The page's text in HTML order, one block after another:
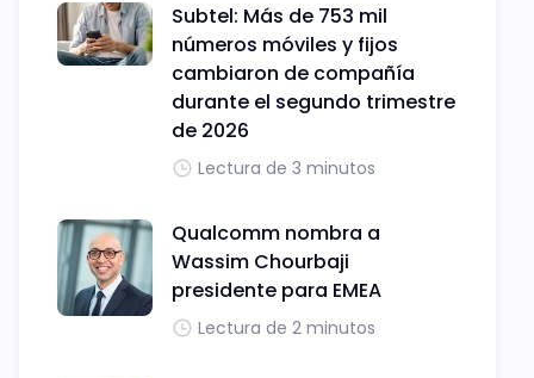
Subtel: Más de 753 mil
números móviles y fijos
cambiaron de compañía
durante el segundo trimestre
de 2026
Lectura de 3 minutos
Qualcomm nombra a
Wassim Chourbaji
presidente para EMEA
Lectura de 2 minutos